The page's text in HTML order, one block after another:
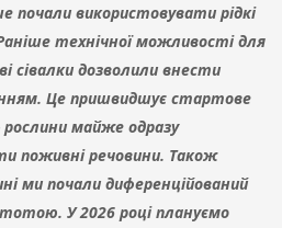
почали використовувати рідкі
технічної можливості для
сівалки дозволили внести
Це пришвидшує стартове
майже одразу
поживні речовини. Також
ми почали диференційований
У 2026 році плануємо